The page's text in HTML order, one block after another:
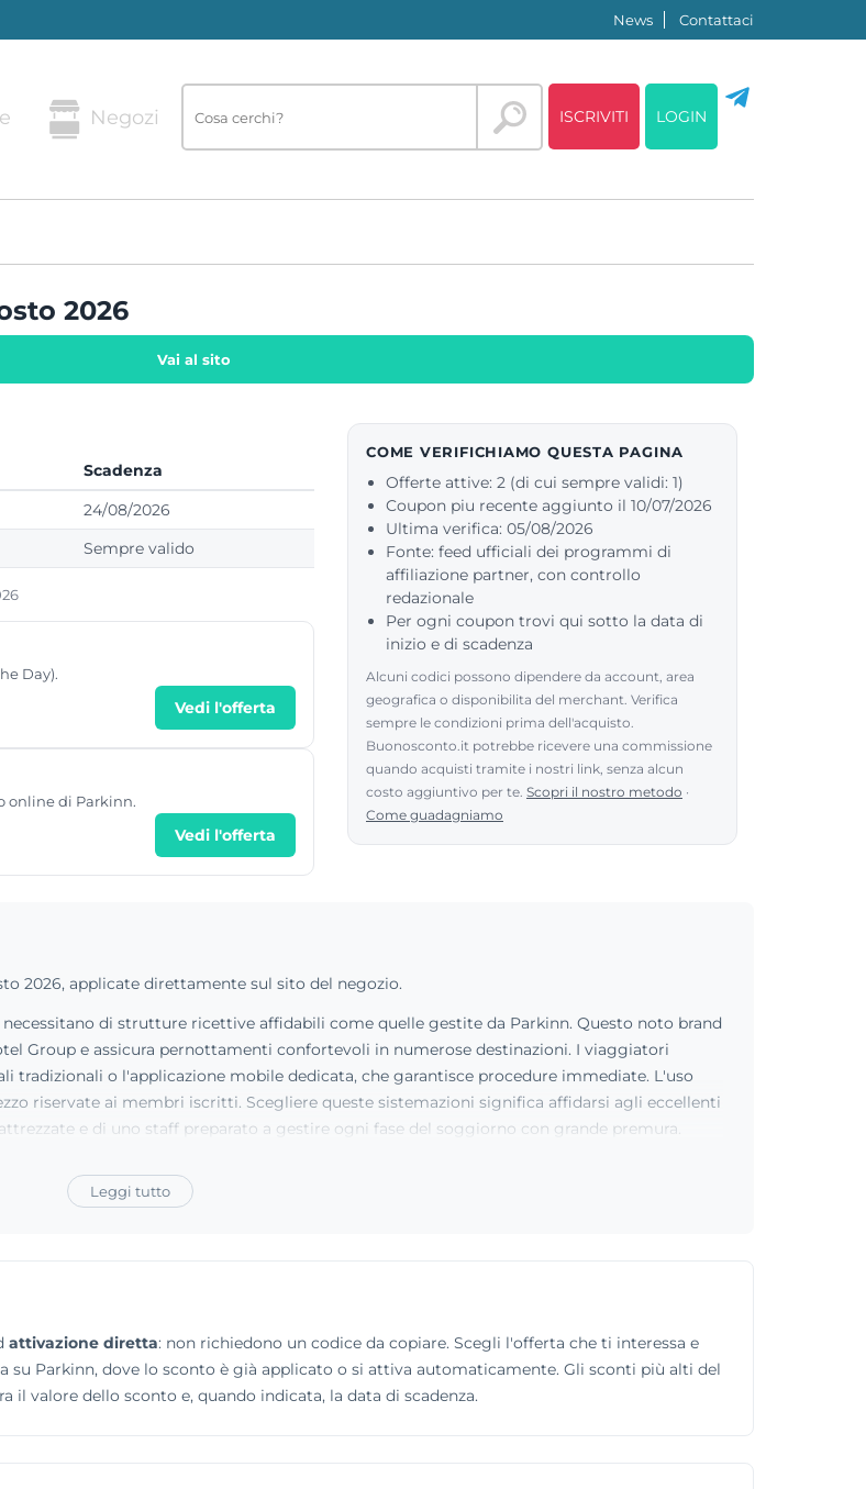
News Contattaci
Negozi ISCRIVITI LOGIN
2026
Vai al sito
Scadenza
24/08/2026
Sempre valido
Day).
Vedi l'offerta
online di Parkinn.
Vedi l'offerta
COME VERIFICHIAMO QUESTA PAGINA
Offerte attive: 2 (di cui sempre validi: 1)
Coupon piu recente aggiunto il 10/07/2026
Ultima verifica: 05/08/2026
Fonte: feed ufficiali dei programmi di
affiliazione partner, con controllo
redazionale
Per ogni coupon trovi qui sotto la data di
inizio e di scadenza
Alcuni codici possono dipendere da account, area
geografica o disponibilita del merchant. Verifica
sempre le condizioni prima dell'acquisto.
Buonosconto.it potrebbe ricevere una commissione
quando acquisti tramite i nostri link, senza alcun
costo aggiuntivo per te. Scopri il nostro metodo ·
Come guadagniamo
2026, applicate direttamente sul sito del negozio.
di strutture ricettive affidabili come quelle gestite da Parkinn. Questo noto brand
Group e assicura pernottamenti confortevoli in numerose destinazioni. I viaggiatori
tradizionali o l'applicazione mobile dedicata, che garantisce procedure immediate. L'uso
riservate ai membri iscritti. Scegliere queste sistemazioni significa affidarsi agli eccellenti
e di uno staff preparato a gestire ogni fase del soggiorno con grande premura.
Leggi tutto
attivazione diretta: non richiedono un codice da copiare. Scegli l'offerta che ti interessa e
su Parkinn, dove lo sconto è già applicato o si attiva automaticamente. Gli sconti più alti del
valore dello sconto e, quando indicata, la data di scadenza.